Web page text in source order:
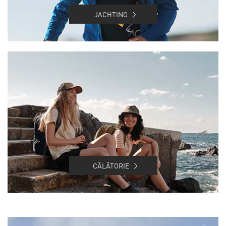
JACHTING
CĂLĂTORIE